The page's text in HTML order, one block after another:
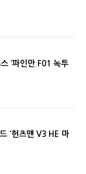
‘파인만 F01 녹투
‘헌츠맨 V3 HE 마